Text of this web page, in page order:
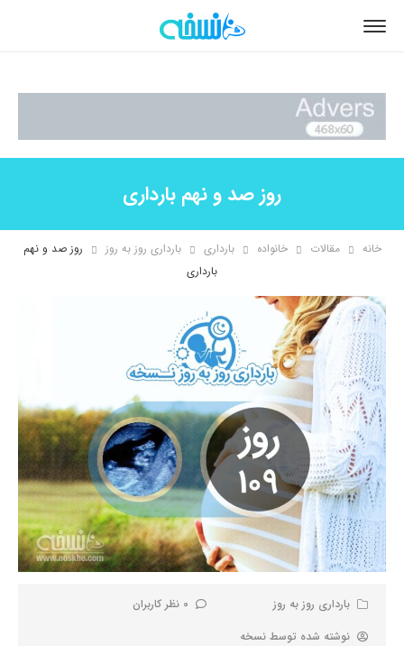
روز صد و نهم بارداری
خانه مقالات خانواده بارداری بارداری روز به روز
روز صد و نهم
بارداری
بارداری روز به روز
0 نظر کاربران
نوشته شده توسط نسخه